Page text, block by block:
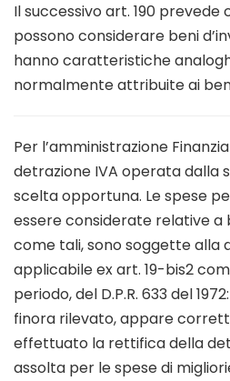
Il successivo art. 190 prevede
possono considerare beni
hanno caratteristiche
normalmente attribuite ai
Per l’amministrazione
detrazione IVA operata dalla
scelta opportuna. Le spese
essere considerate relative a
come tali, sono soggette alla
applicabile ex art. 19-bis2
periodo, del D.P.R. 633 del
finora rilevato, appare
effettuato la rettifica della
assolta per le spese di